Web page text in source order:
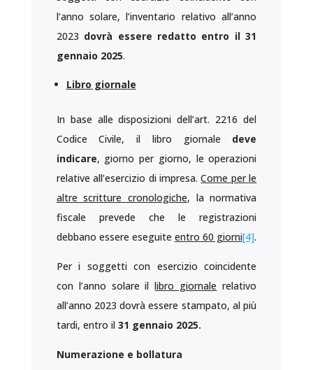
l’anno solare, l’inventario relativo all’anno
2023 dovrà essere redatto entro il 31
gennaio 2025.
Libro giornale
In base alle disposizioni dell’art. 2216 del
Codice Civile, il libro giornale deve
indicare, giorno per giorno, le operazioni
relative all’esercizio di impresa.Come per le
altre scritture cronologiche, la normativa
fiscale prevede che le registrazioni
debbano essere eseguite entro 60 giorni[4].
Per i soggetti con esercizio coincidente
con l’anno solare illibro giornale relativo
all’anno 2023 dovrà essere stampato, al più
tardi, entro il 31 gennaio 2025.
Numerazione e bollatura